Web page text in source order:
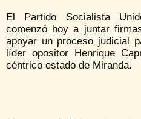
El Partido Socialista
comenzó hoy a juntar
apoyar un proceso judicial
líder opositor Henrique
céntrico estado de Miranda.